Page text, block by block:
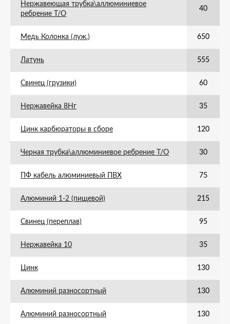
Нержавеющая трубка\аллюминиевое
ребрение Т/О
40
Медь Колонка (луж.) 650
Латунь 555
Свинец (грузики) 60
Нержавейка 8Нг 35
Цинк карбюраторы в сборе 120
Черная трубка\аллюминиевое ребрение Т/О 30
ПФ кабель алюминиевый ПВХ 75
Алюминий 1-2 (пищевой) 215
Свинец (переплав) 95
Нержавейка 10 35
Цинк 130
Алюминий разносортный 130
Алюминий разносортный 130